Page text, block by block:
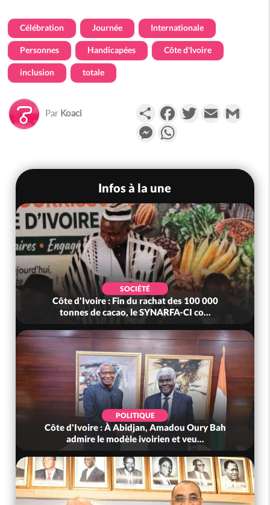
Célébration Journée Internationale
Personnes Handicapées Côte d'Ivoire
inclusion totale
Par Koaci PartagerFacebookTwitterEmail
Messenger
Infos à la une
SOCIÉTÉ
Côte d'Ivoire : Fin du rachat des 100 000
tonnes de cacao, le SYNARFA-CI co...
POLITIQUE
Côte d'Ivoire : À Abidjan, Amadou Oury Bah
admire le modèle ivoirien et veu...